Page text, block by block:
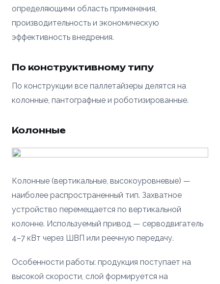
определяющими область применения,
производительность и экономическую
эффективность внедрения.
По конструктивному типу
По конструкции все паллетайзеры делятся на
колонные, пантографные и роботизированные.
Колонные
Колонные (вертикальные, высокоуровневые) —
наиболее распространенный тип. Захватное
устройство перемещается по вертикальной
колонне. Используемый привод — серводвигатель
4–7 кВт через ШВП или реечную передачу.
Особенности работы: продукция поступает на
высокой скорости, слой формируется на